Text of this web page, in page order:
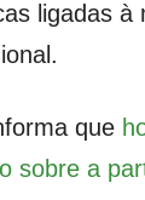
ligadas à
que
sobre a